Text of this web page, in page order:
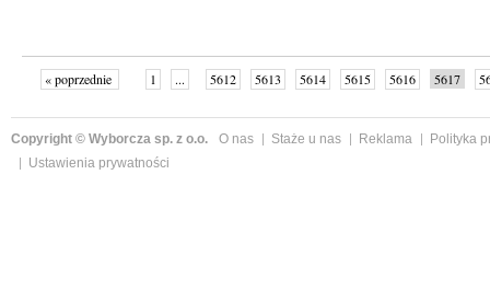
« poprzednie 1 ... 5612 5613 5614 5615 5616 5617
Copyright © Wyborcza sp. z o.o. O nas Staże u nas Reklama
Polityka
Ustawienia prywatności